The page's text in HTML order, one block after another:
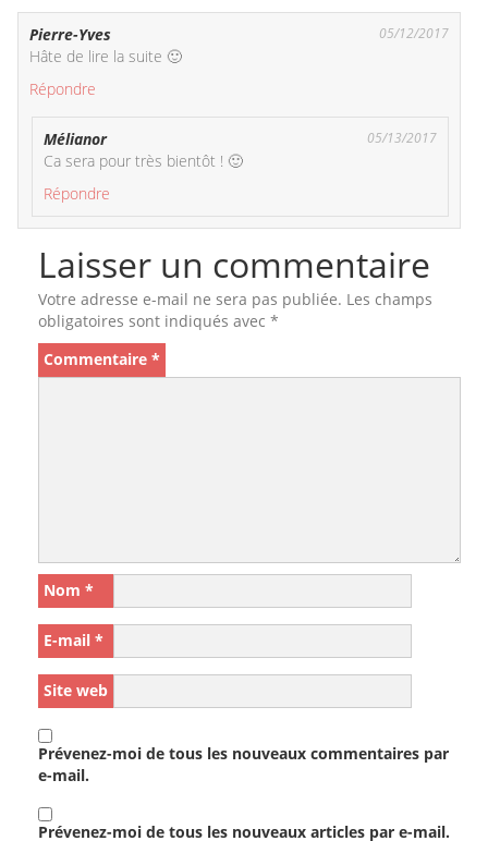
Pierre-Yves 05/12/2017
Hâte de lire la suite 🙂
Répondre
Mélianor 05/13/2017
Ca sera pour très bientôt ! 🙂
Répondre
Laisser un commentaire
Votre adresse e-mail ne sera pas publiée. Les champs
obligatoires sont indiqués avec *
Commentaire *
Nom *
E-mail *
Site web
Prévenez-moi de tous les nouveaux commentaires par
e-mail.
Prévenez-moi de tous les nouveaux articles par e-mail.